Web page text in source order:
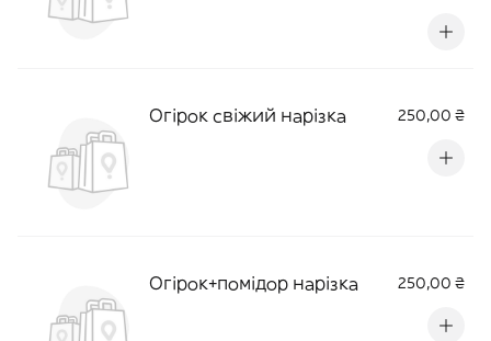
Огірок свіжий нарізка 250,00 ₴
Огірок+помідор нарізка 250,00 ₴